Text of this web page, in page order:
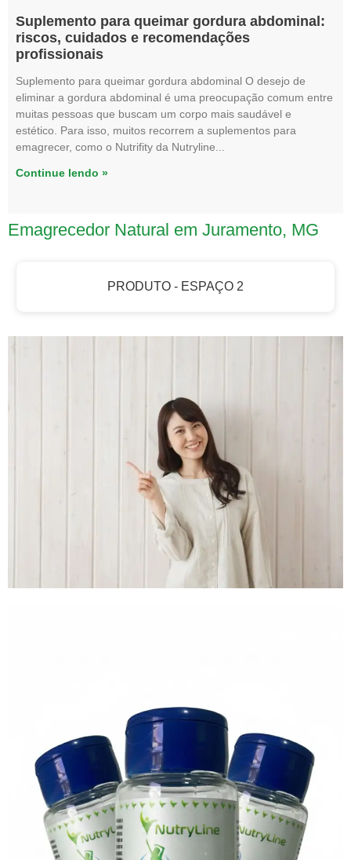
Suplemento para queimar gordura abdominal:
riscos, cuidados e recomendações
profissionais
Suplemento para queimar gordura abdominal O desejo de
eliminar a gordura abdominal é uma preocupação comum entre
muitas pessoas que buscam um corpo mais saudável e
estético. Para isso, muitos recorrem a suplementos para
emagrecer, como o Nutrifity da Nutryline
Continue lendo »
Emagrecedor Natural em Juramento, MG
PRODUTO - ESPAÇO 2